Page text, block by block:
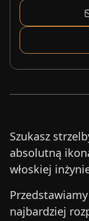
Szukasz
absolutną
włoskiej
Przedstawiamy
najbardziej